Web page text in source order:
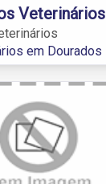
Veterinários
em Dourados